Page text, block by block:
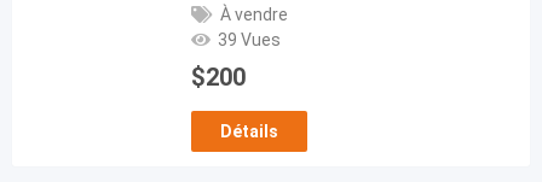
À vendre
39 Vues
$200
Détails